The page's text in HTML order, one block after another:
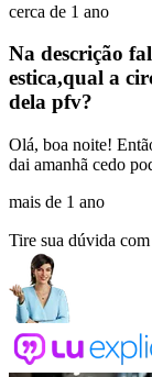
cerca de 1 ano
Na descrição
estica,qual a
dela pfv?
Olá, boa noite!
dai amanhã cedo
mais de 1 ano
Tire sua dúvida